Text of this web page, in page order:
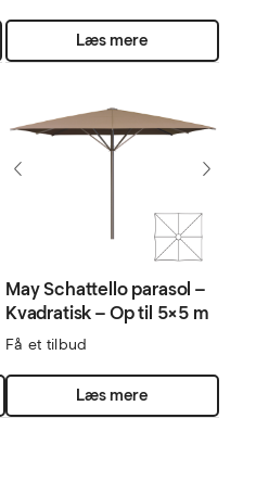
Dette
vare
varianter.
Mulighederne
kan
Læs mere
May Schattello parasol –
Kvadratisk – Op til 5×5 m
Få et tilbud
Læs mere